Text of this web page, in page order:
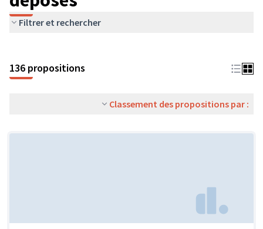
Filtrer et rechercher
136 propositions
Classement des propositions par :